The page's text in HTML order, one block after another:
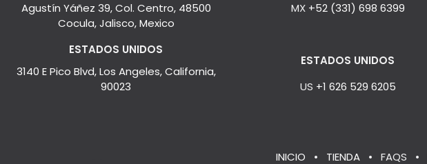
Agustín Yáñez 39, Col. Centro, 48500
Cocula, Jalisco, Mexico
ESTADOS UNIDOS
3140 E Pico Blvd, Los Angeles, California,
90023
MX +52 (331) 698 6399
ESTADOS UNIDOS
US +1 626 529 6205
INICIO • TIENDA • FAQS •